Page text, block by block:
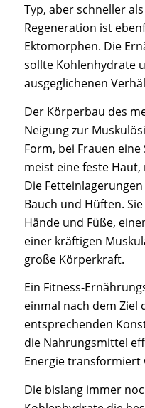
Typ, aber schneller
Regeneration ist
Ektomorphen. Die
sollte Kohlenhydrate
ausgeglichenen
Der Körperbau des
Neigung zur
Form, bei Frauen
meist eine feste
Die
Bauch und Hüften.
Hände und Füße,
einer kräftigen
große Körperkraft.
Ein Fitness-
einmal nach dem Ziel
entsprechenden
die Nahrungsmittel
Energie transformiert
Die bislang immer